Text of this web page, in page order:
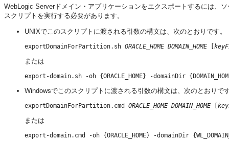
WebLogic Serverドメイン・アプリケーションをエクスポートするには、
スクリプトを実行する必要があります。
UNIXでこのスクリプトに渡される引数の構文は、次のとおりです。
exportDomainForPartition.sh ORACLE_HOME DOMAIN_HOME [
または
Windowsでこのスクリプトに渡される引数の構文は、次のとおりで
exportDomainForPartition.cmd ORACLE_HOME DOMAIN_HOME [
または